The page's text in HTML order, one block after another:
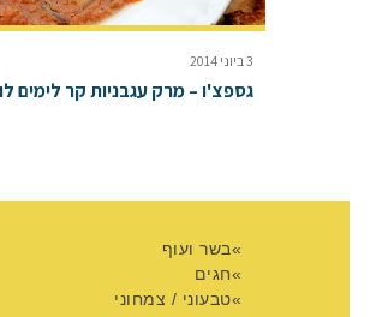
3 ביוני 2014
גספצ'ו – מרק עגבניות קר לימים
בשר ועוף
חגים
טבעוני / צמחוני